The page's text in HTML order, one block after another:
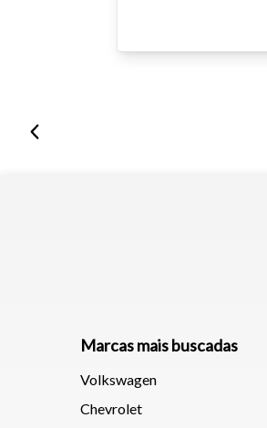
Marcas mais buscadas
Volkswagen
Chevrolet